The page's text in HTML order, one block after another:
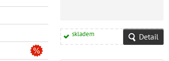
skladem Detail